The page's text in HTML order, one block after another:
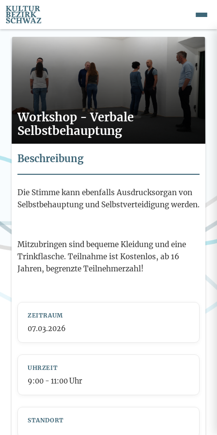
Workshop - Verbale
Selbstbehauptung
Beschreibung
Die Stimme kann ebenfalls Ausdrucksorgan von
Selbstbehauptung und Selbstverteidigung werden.
Mitzubringen sind bequeme Kleidung und eine
Trinkflasche. Teilnahme ist Kostenlos, ab 16
Jahren, begrenzte Teilnehmerzahl!
ZEITRAUM
07.03.2026
UHRZEIT
9:00 - 11:00Uhr
STANDORT